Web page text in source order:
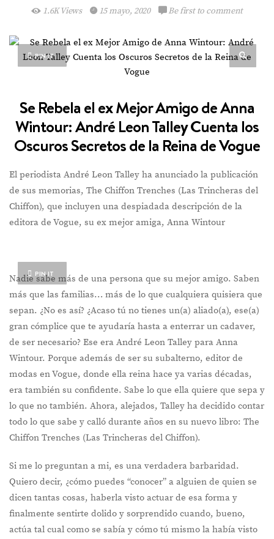
1.6K Views 15 mayo, 2020 Be first to comment
PIN IT
Se Rebela el ex Mejor Amigo de Anna
Wintour: André Leon Talley Cuenta los
Oscuros Secretos de la Reina de Vogue
El periodista André Leon Talley ha anunciado la publicación
de sus memorias, The Chiffon Trenches (Las Trincheras del
Chiffon), que incluyen una despiadada descripción de la
editora de Vogue, su ex mejor amiga, Anna Wintour
PIN IT
Nadie sabe más de una persona que su mejor amigo. Saben
más que las familias… más de lo que cualquiera quisiera que
sepan. ¿No es así? ¿Acaso tú no tienes un(a) aliado(a), ese(a)
gran cómplice que te ayudaría hasta a enterrar un cadaver,
de ser necesario? Ese era André Leon Talley para Anna
Wintour. Porque además de ser su subalterno, editor de
modas en Vogue, donde ella reina hace ya varias décadas,
era también su confidente. Sabe lo que ella quiere que sepa y
lo que no también. Ahora, alejados, Talley ha decidido contar
todo lo que sabe y calló durante años en su nuevo libro: The
Chiffon Trenches (Las Trincheras del Chiffon).
Si me lo preguntan a mi, es una verdadera barbaridad.
Quiero decir, ¿cómo puedes “conocer” a alguien de quien se
dicen tantas cosas, haberla visto actuar de esa forma y
finalmente sentirte dolido y sorprendido cuando, bueno,
actúa tal cual como se sabía y cómo tú mismo la había visto